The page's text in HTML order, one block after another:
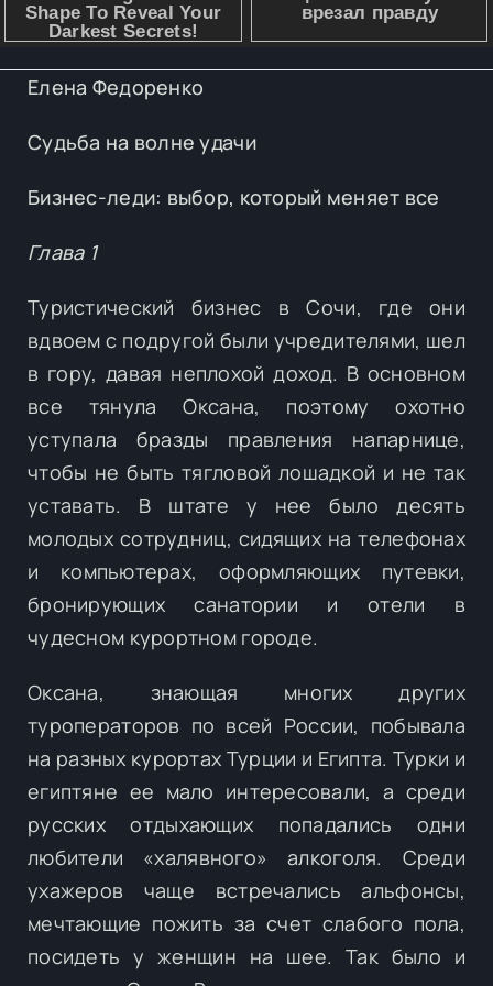
Елена Федоренко
Судьба на волне удачи
Бизнес-леди: выбор, который меняет все
Глава 1
Туристический бизнес в Сочи, где они
вдвоем с подругой были учредителями, шел
в гору, давая неплохой доход. В основном
все тянула Оксана, поэтому охотно
уступала бразды правления напарнице,
чтобы не быть тягловой лошадкой и не так
уставать. В штате у нее было десять
молодых сотрудниц, сидящих на телефонах
и компьютерах, оформляющих путевки,
бронирующих санатории и отели в
чудесном курортном городе.
Оксана, знающая многих других
туроператоров по всей России, побывала
на разных курортах Турции и Египта. Турки и
египтяне ее мало интересовали, а среди
русских отдыхающих попадались одни
любители «халявного» алкоголя. Среди
ухажеров чаще встречались альфонсы,
мечтающие пожить за счет слабого пола,
посидеть у женщин на шее. Так было и